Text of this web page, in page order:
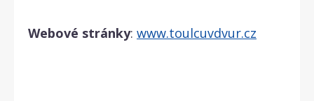
Webové stránky: www.toulcuvdvur.cz